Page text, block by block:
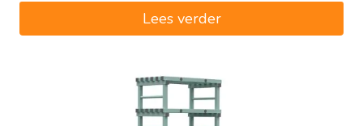
€398,40.Lees verder